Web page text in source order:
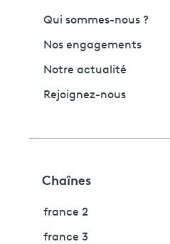
Qui sommes-nous ?
Nos engagements
Notre actualité
Rejoignez-nous
Chaînes
france 2
france 3